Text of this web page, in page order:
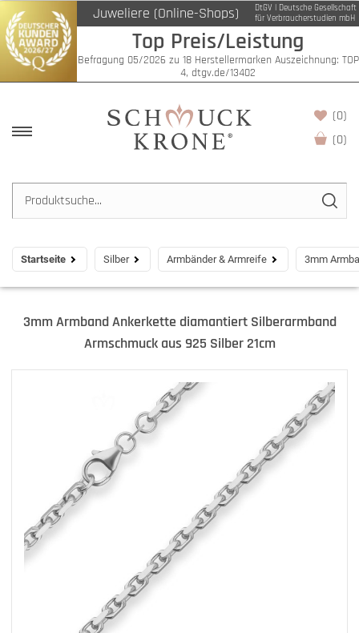
Juweliere (Online-Shops)
DtGV | Deutsche Gesellschaft
für Verbraucherstudien mbH
Top Preis/Leistung
Befragung 05/2026 zu 18 Herstellermarken Auszeichnung: TOP
4, dtgv.de/13402
(0)
(0)
Startseite Silber Armbänder & Armreife 3mm
3mm Armband Ankerkette diamantiert Silberarmband
Armschmuck aus 925 Silber 21cm